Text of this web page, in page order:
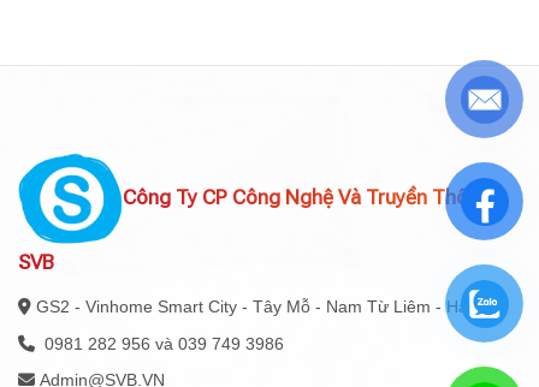
Công Ty CP Công Nghệ Và Truyền Thông
SVB
GS2 - Vinhome Smart City - Tây Mỗ - Nam Từ Liêm - Hà Nội
0981 282 956 và 039 749 3986
Admin@SVB.VN